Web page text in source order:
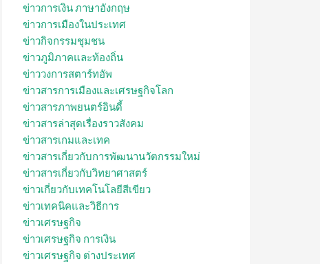
ข่าวการเงิน ภาษาอังกฤษ
ข่าวการเมืองในประเทศ
ข่าวกิจกรรมชุมชน
ข่าวภูมิภาคและท้องถิ่น
ข่าววงการสตาร์ทอัพ
ข่าวสารการเมืองและเศรษฐกิจโลก
ข่าวสารภาพยนตร์อินดี้
ข่าวสารล่าสุดเรื่องราวสังคม
ข่าวสารเกมและเทค
ข่าวสารเกี่ยวกับการพัฒนานวัตกรรมใหม่
ข่าวสารเกี่ยวกับวิทยาศาสตร์
ข่าวเกี่ยวกับเทคโนโลยีสีเขียว
ข่าวเทคนิคและวิธีการ
ข่าวเศรษฐกิจ
ข่าวเศรษฐกิจ การเงิน
ข่าวเศรษฐกิจ ต่างประเทศ